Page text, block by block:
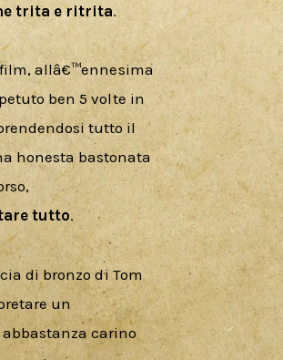
trita e ritrita.
film, allâ€™ennesima
ben 5 volte in
tutto il
honesta bastonata
tutto.
di bronzo di Tom
un
abbastanza carino